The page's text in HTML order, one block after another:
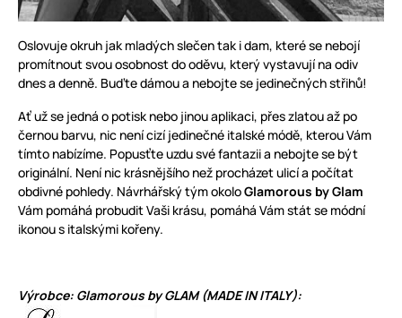
Oslovuje okruh jak mladých slečen tak i dam, které se nebojí
promítnout svou osobnost do oděvu, který vystavují na odiv
dnes a denně. Buďte dámou a nebojte se jedinečných střihů!
Ať už se jedná o potisk nebo jinou aplikaci, přes zlatou až po
černou barvu, nic není cizí jedinečné italské módě, kterou Vám
tímto nabízíme. Popusťte uzdu své fantazii a nebojte se být
originální. Není nic krásnějšího než procházet ulicí a počítat
obdivné pohledy. Návrhářský tým okoloGlamorous by Glam
Vám pomáhá probudit Vaši krásu, pomáhá Vám stát se módní
ikonou s italskými kořeny.
Výrobce: Glamorous by GLAM (MADE IN ITALY):